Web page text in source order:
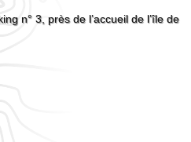
n° 3, près de l’accueil de l’île de